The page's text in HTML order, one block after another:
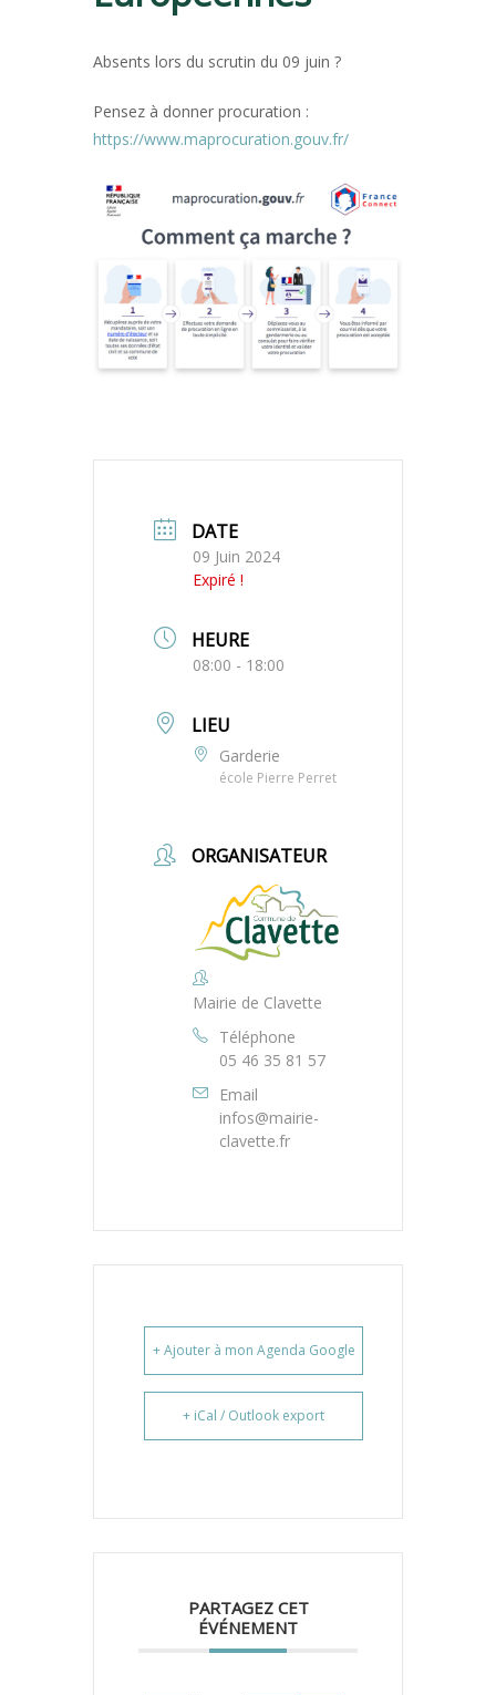
Absents lors du scrutin du 09 juin ?
Pensez à donner procuration :
https://www.maprocuration.gouv.fr/
DATE
09 Juin 2024
Expiré !
HEURE
08:00 - 18:00
LIEU
Garderie
école Pierre Perret
ORGANISATEUR
Mairie de Clavette
Téléphone
05 46 35 81 57
Email
infos@mairie-
clavette.fr
+ Ajouter à mon Agenda Google
+ iCal / Outlook export
PARTAGEZ CET
ÉVÉNEMENT